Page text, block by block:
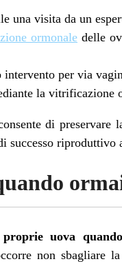
una visita da un
ormonale delle
intervento per via
la vitrificazione
di
successo riproduttivo
uova
non sbagliare